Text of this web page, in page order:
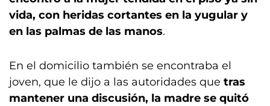
vida, con heridas cortantes en la yugular y
en las palmas de las manos.
En el domicilio también se encontraba el
joven, que le dijo a las autoridades que tras
mantener una discusión, la madre se quitó